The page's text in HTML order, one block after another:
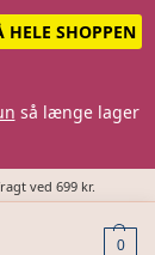
SHOPPEN
så længe lager
ved 699 kr.
0